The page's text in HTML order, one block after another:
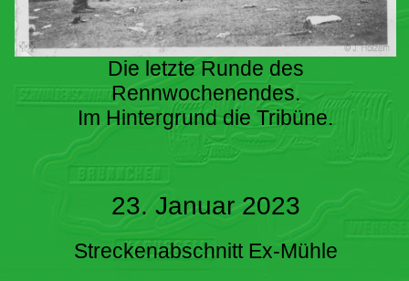
Die letzte Runde des
Rennwochenendes.
Im Hintergrund die Tribüne.
23. Januar 2023
Streckenabschnitt Ex-Mühle